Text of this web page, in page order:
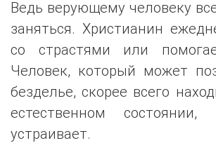
Ведь верующему человеку
заняться. Христианин
со страстями или
Человек, который может
безделье, скорее всего
естественном
устраивает.